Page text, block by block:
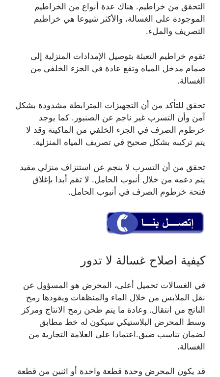
التحقق من خراطيم. هناك عدة أنواع من الخراطيم
الموجودة على الغسالة، والأكثر شيوعا هي خراطيم
التصريف والملء.
تقوم خراطيم التعبئة بتوصيل الإمدادات المنزلية إلى
صمام مدخل المياه وتقع عادة في الجزء الخلفي من
الغسالة.
تحقق للتأكد من أن التجهيزات المترابطة مشدودة بشكل
آمن وأن التسرب غير ناجم عن الصنبور. كما يوجد
خرطوم الصرف في الجزء الخلفي من الماكينة وقد لا
يتم تركيبه بشكل صحيح في تصريف المياه المنزلية.
تحقق من أن التسرب لا ينجم عن استنزاف منزلي مقيد
يتم دعمه من خلال أنبوب الحامل. لا تقم أبدا بإغلاق
فتحة خرطوم الصرف في أنبوب الحامل.
كيفية اصلاح غسالة لا تدور
في الغسالات تحميل أعلى، المحرض هو المسؤول عن
نقل الملابس من خلال الماء والمنظفات ويقودها رمح
الناتج من انتقال. وعادة ما يتم طحن رمح الانتاج ومركز
وسط المحرض البلاستيكي سيكون له خط مطابق
لضمان تناسب ضيق.اعتمادا على العلامة التجارية من
الغسالة،
قد يكون المحرض وحدة قطعة واحدة أو اثنين من قطعة